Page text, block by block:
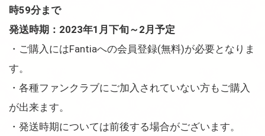
時59分まで
発送時期：2023年1月下旬～2月予定
・ご購入にはFantiaへの会員登録(無料)が必要となりま
す。
・各種ファンクラブにご加入されていない方もご購入
が出来ます。
・発送時期については前後する場合がございます。